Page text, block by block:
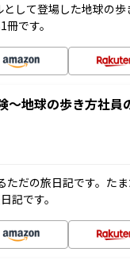
として登場した地球の
です。
～地球の歩き方社員
ただの旅日記です。た
記です。